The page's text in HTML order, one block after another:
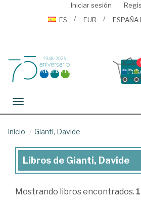
Iniciar sesión
ES
EUR ESPAÑA
Toggle navigation
Inicio Gianti, Davide
Libros
Gianti,
Libros de Gianti, Davide
Mostrando libros encontrados. 1